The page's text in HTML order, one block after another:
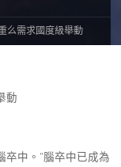
么需求國度級舉動
動
卒中。“腦卒中已成為